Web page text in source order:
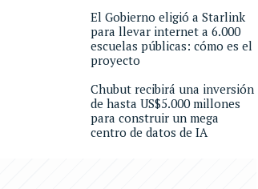
El Gobierno eligió a Starlink
para llevar internet a 6.000
escuelas públicas: cómo es el
proyecto
Chubut recibirá una inversión
de hasta US$5.000 millones
para construir un mega
centro de datos de IA